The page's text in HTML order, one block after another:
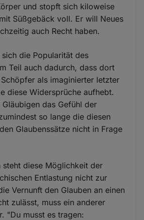
und stopft sich kiloweise
Süßgebäck voll. Er will Neues
auch Recht haben.
die Popularität des
Teil auch dadurch, dass dort
als imaginierter letzter
diese Widersprüche aufhebt.
das Gefühl der
so lange die diesen
Glaubenssätze nicht in Frage
steht diese Möglichkeit der
Entlastung nicht zur
Vernunft den Glauben an einen
zulässt, muss ein anderer
"Du musst es tragen: